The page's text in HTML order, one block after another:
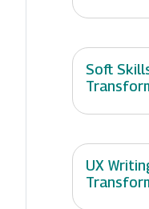
Soft
UX